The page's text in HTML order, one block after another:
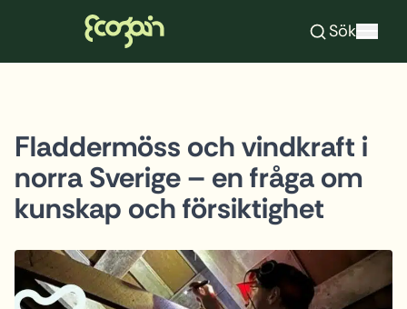
Hoppa till innehåll
Sök
Fladdermöss och vindkraft i
norra Sverige – en fråga om
kunskap och försiktighet